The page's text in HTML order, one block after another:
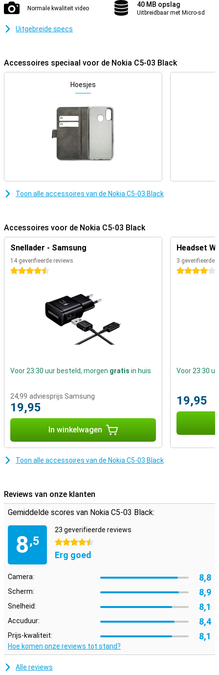
Normale kwaliteit video 40 MB opslag
Uitbreidbaar met Micro-sd
Uitgebreide specs
Accessoires speciaal voor de Nokia C5-03 Black
Hoesjes
Toon alle accessoires van de Nokia C5-03 Black
Accessoires voor de Nokia C5-03 Black
Snellader - Samsung
14 geverifieerde reviews
4.5 sterren
Voor 23:30 uur besteld, morgen gratis in huis
24,99 adviesprijs Samsung
19,95
In winkelwagen
Headset
3 geverifieerde
4 sterren
Voor 23:30
19,95
Toon alle accessoires van de Nokia C5-03 Black
Reviews van onze klanten
Gemiddelde scores van Nokia C5-03 Black:
8,5
23 geverifieerde reviews
4.5 sterren
Erg goed
Camera: 8,8
Scherm: 8,9
Snelheid: 8,1
Accuduur: 8,4
Prijs-kwaliteit: 8,1
Hoe komen onze reviews tot stand?
Alle reviews